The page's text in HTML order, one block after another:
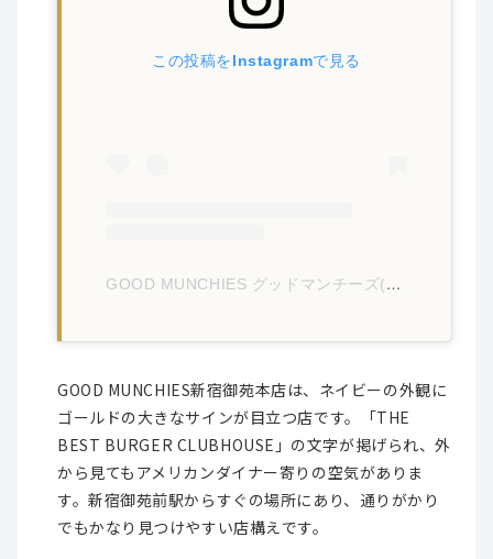
この投稿をInstagramで見る
GOOD MUNCHIES グッドマンチーズ(@goodmunchies.jp)がシェアした投稿
GOOD MUNCHIES新宿御苑本店は、ネイビーの外観に
ゴールドの大きなサインが目立つ店です。「THE
BEST BURGER CLUBHOUSE」の文字が掲げられ、外
から見てもアメリカンダイナー寄りの空気がありま
す。新宿御苑前駅からすぐの場所にあり、通りがかり
でもかなり見つけやすい店構えです。